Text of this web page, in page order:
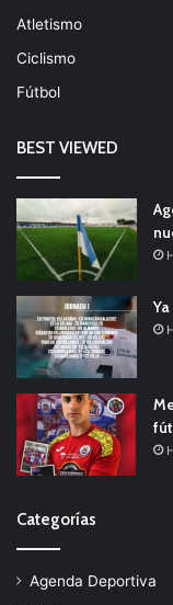
Atletismo
Ciclismo
Fútbol
BEST VIEWED
Categorías
Agenda Deportiva